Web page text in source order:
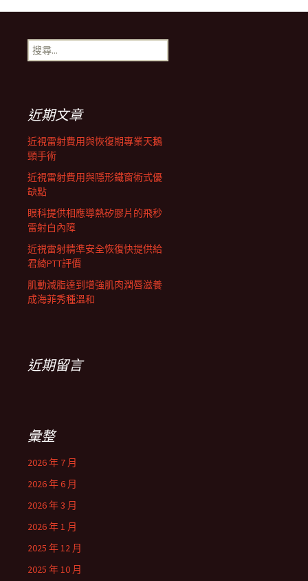
導
航
列
搜
尋
近期文章
近視雷射費用與恢復期專業天鵝
頸手術
近視雷射費用與隱形鐵窗術式優
缺點
眼科提供相應導熱矽膠片的飛秒
雷射白內障
近視雷射精準安全恢復快提供給
君綺PTT評價
肌動減脂達到增強肌肉潤唇滋養
成海菲秀種溫和
近期留言
彙整
2026 年 7 月
2026 年 6 月
2026 年 3 月
2026 年 1 月
2025 年 12 月
2025 年 10 月